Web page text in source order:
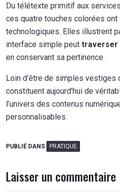
Du télétexte primitif aux
ces quatre touches colorées ont
technologiques. Elles illustrent
interface simple peut traverser
en conservant sa pertinence.
Loin d’être de simples vestiges
constituent aujourd’hui de
l’univers des contenus
personnalisables.
PUBLIÉ DANS PRATIQUE
Laisser un commentaire